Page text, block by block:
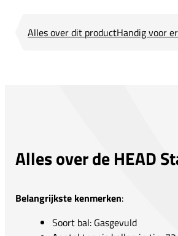
Alles over dit productHandig voor
Alles over de HEAD
Belangrijkste kenmerken:
Soort bal: Gasgevuld